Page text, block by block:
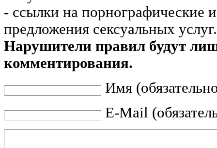
- ссылки на порнографические
предложения сексуальных услуг.
Нарушители правил будут
комментирования.
Имя
E-Mail